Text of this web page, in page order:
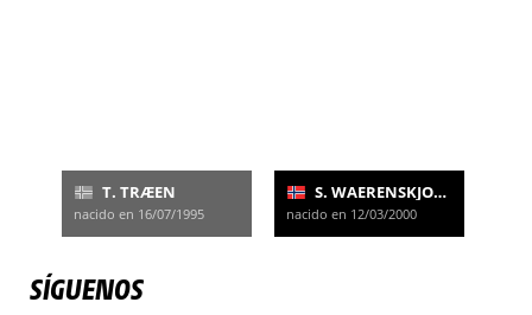
T. TRÆEN
nacido en 16/07/1995
S. WAERENSKJOLD
nacido en 12/03/2000
SÍGUENOS